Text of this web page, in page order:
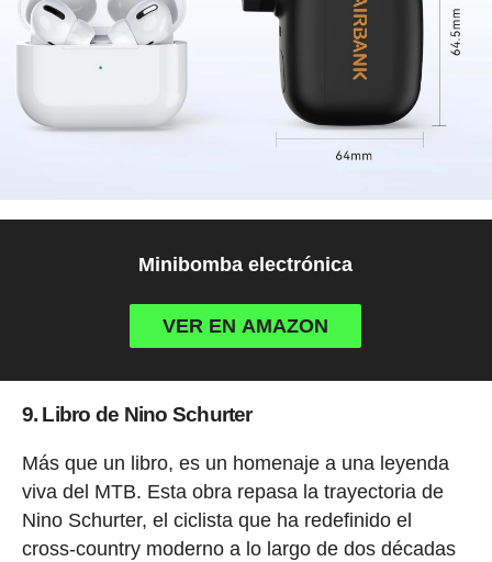
Minibomba electrónica
VER EN AMAZON
9. Libro de Nino Schurter
Más que un libro, es un homenaje a una leyenda
viva del MTB. Esta obra repasa la trayectoria de
Nino Schurter, el ciclista que ha redefinido el
cross-country moderno a lo largo de dos décadas